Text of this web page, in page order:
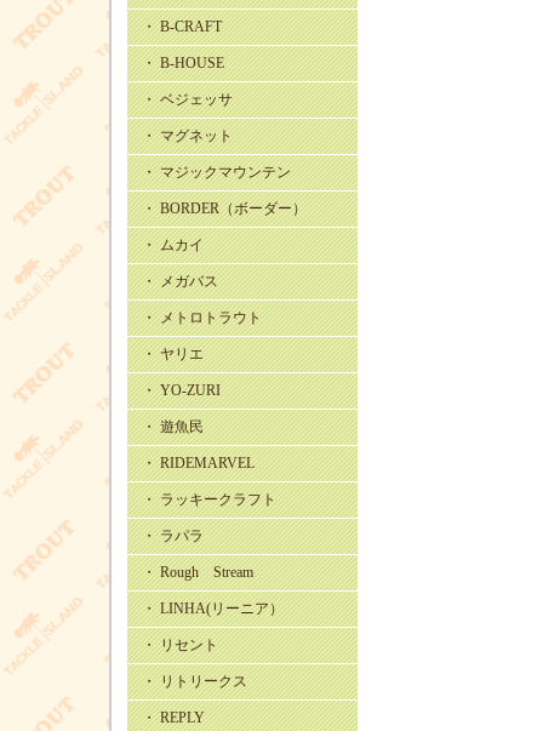
・ B-CRAFT
・ B-HOUSE
・ ベジェッサ
・ マグネット
・ マジックマウンテン
・ BORDER（ボーダー）
・ ムカイ
・ メガバス
・ メトロトラウト
・ ヤリエ
・ YO-ZURI
・ 遊魚民
・ RIDEMARVEL
・ ラッキークラフト
・ ラパラ
・ Rough Stream
・ LINHA(リーニア）
・ リセント
・ リトリークス
・ REPLY